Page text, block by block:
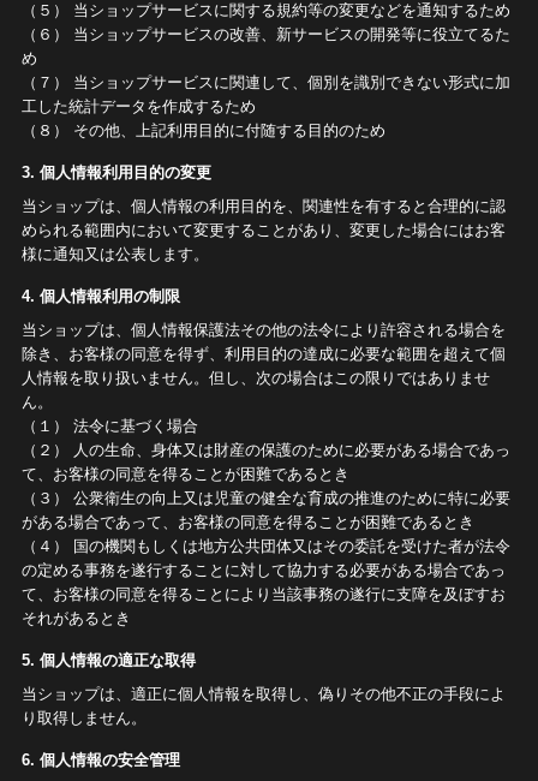
（５） 当ショップサービスに関する規約等の変更などを通知するため
（６） 当ショップサービスの改善、新サービスの開発等に役立てるた
め
（７） 当ショップサービスに関連して、個別を識別できない形式に加
工した統計データを作成するため
（８） その他、上記利用目的に付随する目的のため
3. 個人情報利用目的の変更
当ショップは、個人情報の利用目的を、関連性を有すると合理的に認
められる範囲内において変更することがあり、変更した場合にはお客
様に通知又は公表します。
4. 個人情報利用の制限
当ショップは、個人情報保護法その他の法令により許容される場合を
除き、お客様の同意を得ず、利用目的の達成に必要な範囲を超えて個
人情報を取り扱いません。但し、次の場合はこの限りではありませ
ん。
（１） 法令に基づく場合
（２） 人の生命、身体又は財産の保護のために必要がある場合であっ
て、お客様の同意を得ることが困難であるとき
（３） 公衆衛生の向上又は児童の健全な育成の推進のために特に必要
がある場合であって、お客様の同意を得ることが困難であるとき
（４） 国の機関もしくは地方公共団体又はその委託を受けた者が法令
の定める事務を遂行することに対して協力する必要がある場合であっ
て、お客様の同意を得ることにより当該事務の遂行に支障を及ぼすお
それがあるとき
5. 個人情報の適正な取得
当ショップは、適正に個人情報を取得し、偽りその他不正の手段によ
り取得しません。
6. 個人情報の安全管理